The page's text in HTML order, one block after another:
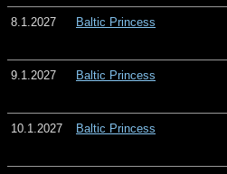
8.1.2027 Baltic Princess
9.1.2027 Baltic Princess
10.1.2027 Baltic Princess